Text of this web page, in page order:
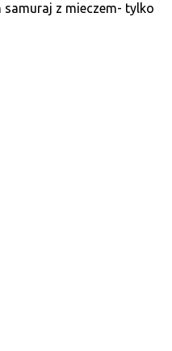
samuraj z mieczem- tylko